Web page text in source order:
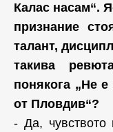
Калас насам“.
признание
талант,
такива
понякога „Не
oт Пловдив“?
- Да,